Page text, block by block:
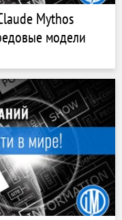
Mythos
модели